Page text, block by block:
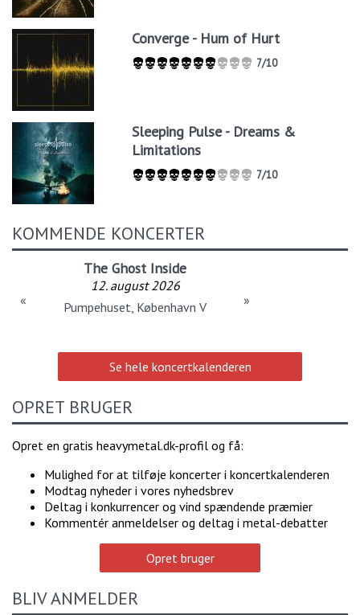
Converge - Hum of Hurt
7/10
Sleeping Pulse - Dreams &
Limitations
7/10
KOMMENDE KONCERTER
The Ghost Inside
12. august 2026
Pumpehuset, København V
« »
Se hele koncertkalenderen
OPRET BRUGER
Opret en gratis heavymetal.dk-profil og få:
Mulighed for at tilføje koncerter i koncertkalenderen
Modtag nyheder i vores nyhedsbrev
Deltag i konkurrencer og vind spændende præmier
Kommentér anmeldelser og deltag i metal-debatter
Opret bruger
BLIV ANMELDER